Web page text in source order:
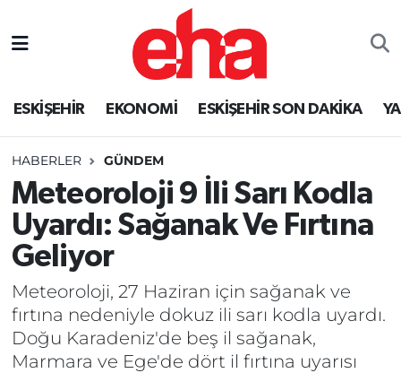
ESKİŞEHİR EKONOMİ ESKİŞEHİR SON DAKİKA
HABERLER GÜNDEM
Meteoroloji 9 İli Sarı Kodla
Uyardı: Sağanak Ve Fırtına
Geliyor
Meteoroloji, 27 Haziran için sağanak ve
fırtına nedeniyle dokuz ili sarı kodla uyardı.
Doğu Karadeniz'de beş il sağanak,
Marmara ve Ege'de dört il fırtına uyarısı